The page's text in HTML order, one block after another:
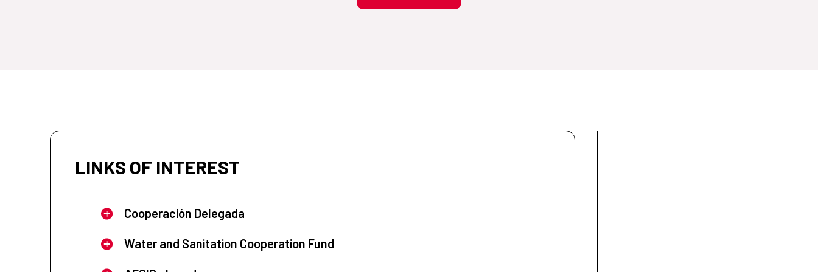
LINKS OF INTEREST
Cooperación Delegada
Water and Sanitation Cooperation Fund